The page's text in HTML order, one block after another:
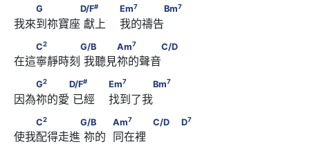
G　　　　D/F
Em Bm
G D/F# Em7 Bm7
我來到祢寶座 獻上    我的禱告
C2 G/B      　　　Am
C2 G/B Am7 C/D
在這寧靜時刻 我聽見祢的聲音
G2 D/F
Em7 Bm
G2 D/F# Em7 Bm7
因為祢的愛 已經    找到了我
C2 G/B      　　            Am
C/D                               D
C2 G/B Am7 C/D D7
使我配得走進 祢的  同在裡